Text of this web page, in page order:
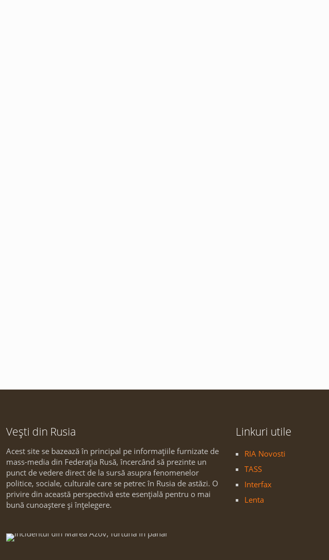
Vești din Rusia
Acest site se bazează în principal pe informațiile furnizate de
mass-media din Federația Rusă, încercând să prezinte un
punct de vedere direct de la sursă asupra fenomenelor
politice, sociale, culturale care se petrec în Rusia de astăzi. O
privire din această perspectivă este esențială pentru o mai
bună cunoaștere și înțelegere.
Linkuri utile
RIA Novosti
TASS
Interfax
Lenta